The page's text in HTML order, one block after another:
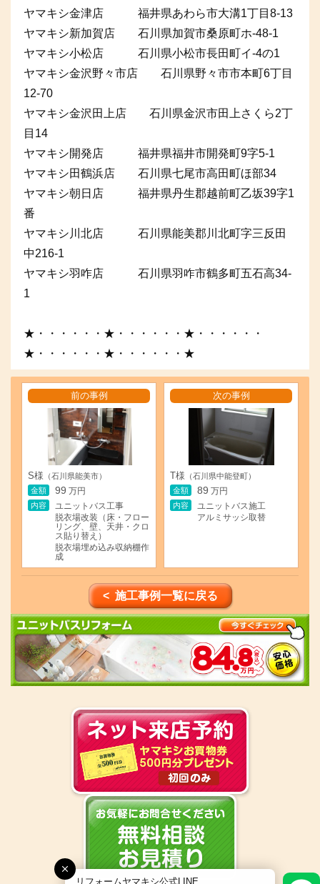
ヤマキシ金津店 福井県あわら市大溝1丁目8-13
ヤマキシ新加賀店 石川県加賀市桑原町ホ-48-1
ヤマキシ小松店 石川県小松市長田町イ-4の1
ヤマキシ金沢野々市店 石川県野々市市本町6丁目
12-70
ヤマキシ金沢田上店 石川県金沢市田上さくら2丁
目14
ヤマキシ開発店 福井県福井市開発町9字5-1
ヤマキシ田鶴浜店 石川県七尾市高田町ほ部34
ヤマキシ朝日店 福井県丹生郡越前町乙坂39字1
番
ヤマキシ川北店 石川県能美郡川北町字三反田
中216-1
ヤマキシ羽咋店 石川県羽咋市鶴多町五石高34-
1
★・・・・・・★・・・・・・★・・・・・・
★・・・・・・★・・・・・・★
前の事例
S様 （石川県能美市）
金額
99 万円
内容
ユニットバス工事
脱衣場改装（床・フロー
リング、壁、天井・クロ
ス貼り替え）
脱衣場埋め込み収納棚作
成
次の事例
T様 （石川県中能登町）
金額
89 万円
内容
ユニットバス施工
アルミサッシ取替
< 施工事例一覧に戻る
リフォームヤマキシ公式LINE